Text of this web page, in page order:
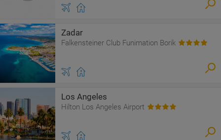
Zadar
Falkensteiner Club Funimation Borik
Los Angeles
Hilton Los Angeles Airport